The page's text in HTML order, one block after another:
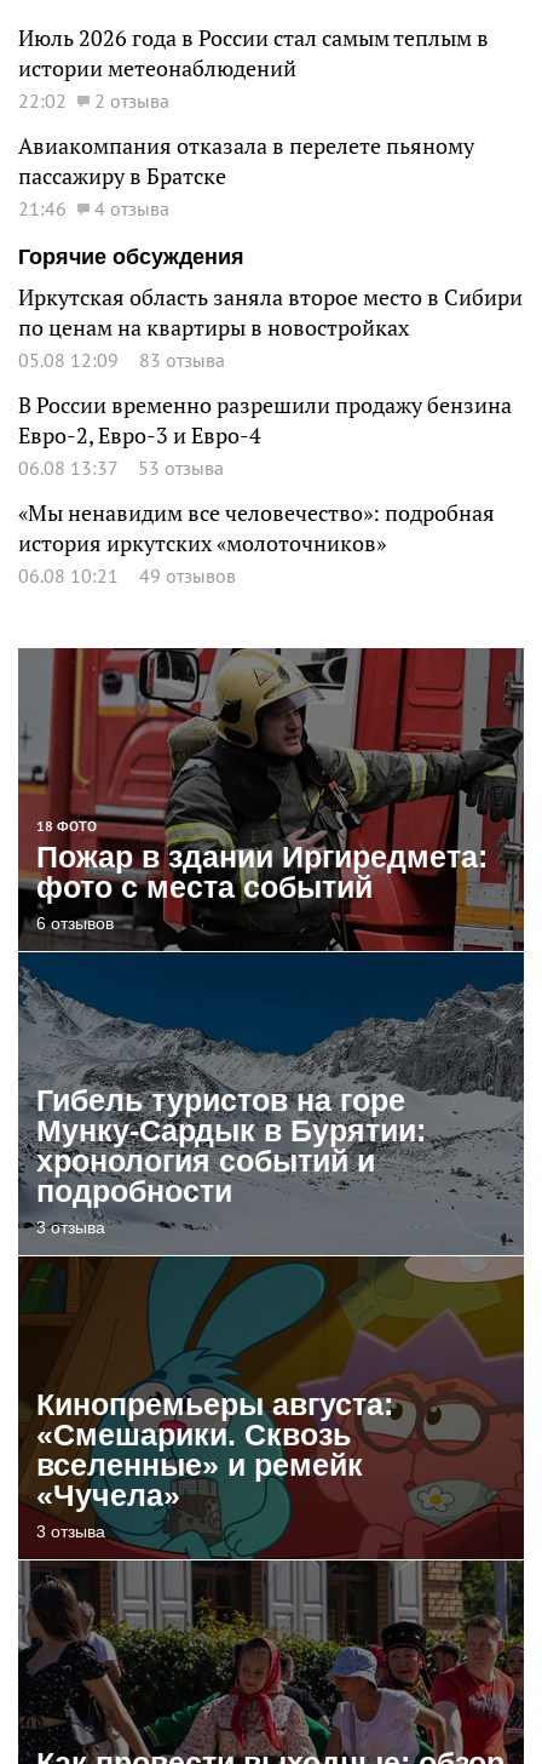
Июль 2026 года в России стал самым теплым в
истории метеонаблюдений
22:02 2 отзыва
Авиакомпания отказала в перелете пьяному
пассажиру в Братске
21:46
4 отзыва
Горячие обсуждения
Иркутская область заняла второе место в Сибири
по ценам на квартиры в новостройках
05.08 12:09 83 отзыва
В России временно разрешили продажу бензина
Евро-2, Евро-3 и Евро-4
06.08 13:37 53 отзыва
«Мы ненавидим все человечество»: подробная
история иркутских «молоточников»
06.08 10:21 49 отзывов
18 ФОТО
Пожар в здании Иргиредмета:
фото с места событий
6 отзывов
Гибель туристов на горе
Мунку-Сардык в Бурятии:
хронология событий и
подробности
3 отзыва
Кинопремьеры августа:
«Смешарики. Сквозь
вселенные» и ремейк
«Чучела»
3 отзыва